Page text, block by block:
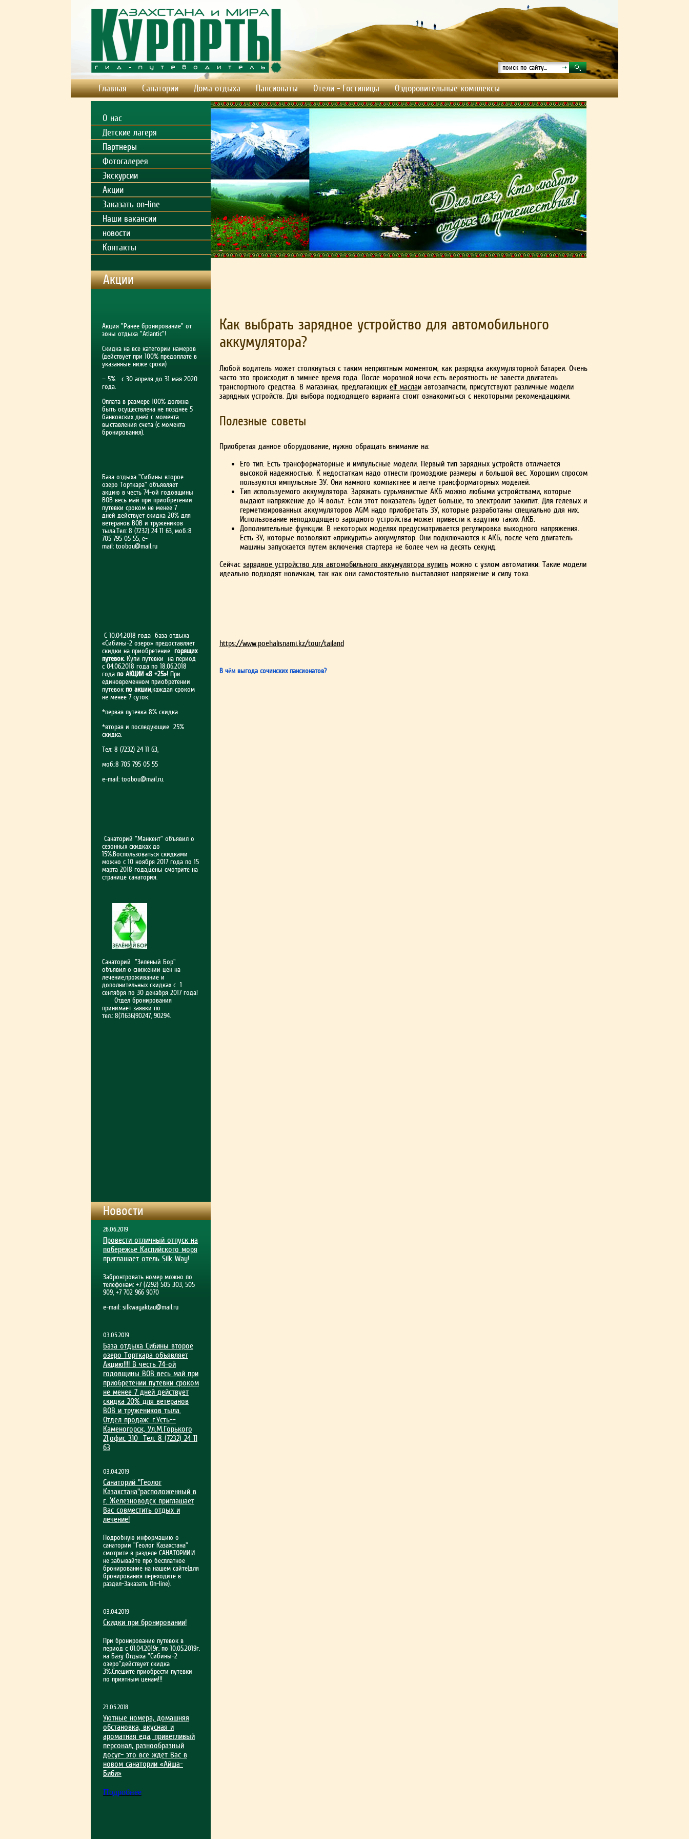
Главная Санатории Дома отдыха Пансионаты Отели - Гостиницы Оздоровительные комплексы
О нас
Детские лагеря
Партнеры
Фотогалерея
Экскурсии
Акции
Заказать on-line
Наши вакансии
новости
Контакты
Акции
Акция "Ранее бронирование" от
зоны отдыха "Atlantic"!
Скидка на все категории намеров
(действует при 100% предоплате в
указанные ниже сроки)
— 5% с 30 апреля до 31 мая 2020
года.
Оплата в размере 100% должна
быть осуществлена не позднее 5
банковских дней с момента
выставления счета (с момента
бронирования).
База отдыха "Сибины второе
озеро Торткара" объявляет
акцию в честь 74-ой годовщины
ВОВ весь май при приобретении
путевки сроком не менее 7
дней действует скидка 20% для
ветеранов ВОВ и тружеников
тыла.Тел: 8 (7232) 24 11 63, моб.:8
705 795 05 55, e-
mail: toobou@mail.ru
С 10.04.2018 года база отдыха
«Сибины-2 озеро» предоставляет
скидки на приобретение горящих
путевок. Купи путевки на период
с 04.06.2018 года по 18.06.2018
года по АКЦИИ «8 +25»! При
единовременном приобретении
путевок по акции,каждая сроком
не менее 7 суток:
*первая путевка 8% скидка
*вторая и последующие 25%
скидка.
Тел: 8 (7232) 24 11 63,
моб.:8 705 795 05 55
e-mail: toobou@mail.ru.
Санаторий "Манкент" объявил о
сезонных скидках до
15%.Воспользоваться скидками
можно с 10 ноября 2017 года по 15
марта 2018 года,цены смотрите на
странице санатория.
Санаторий "Зеленый Бор"
объявил о снижении цен на
лечение,проживание и
дополнительных скидках с 1
сентября по 30 декабря 2017 года!
Отдел бронирования
принимает заявки по
тел.: 8(71636)90247, 90294.
Новости
26.06.2019
Провести отличный отпуск на
побережье Каспийского моря
приглашает отель Silk Way!
Забронтровать номер можно по
телефонам: +7 (7292) 505 303, 505
909, +7 702 966 9070
e-mail: silkwayaktau@mail.ru
03.05.2019
База отдыха Сибины второе
озеро Торткара объявляет
Акцию!!!! В честь 74-ой
годовщины ВОВ весь май при
приобрет­ении путевки сроком
не менее 7 дней действует
скидка 20% для ветеранов
ВОВ и тружеников тыла.
Отдел продаж: г.Усть-­
Каменогорск, Ул.М.Гор­ького
21,офис 310 Тел: 8 (7232) 24 11
63
03.04.2019
Санаторий "Геолог
Казахстана"расположенный в
г. Железноводск приглашает
Вас совместить отдых и
лечение!
Подробную информацию о
санатории "Геолог Казахстана"
смотрите в разделе САНАТОРИИ.И
не забывайте про бесплатное
бронирование на нашем сайте(для
бронирования переходите в
раздел-Заказать On-line).
03.04.2019
Скидки при бронировании!
При бронирование путевок в
период с 01.04.2019г. по 10.05.2019г.
на Базу Отдыха "Сибины-2
озеро"действует скидка
3%.Спешите приобрести путевки
по приятным ценам!!!
23.05.2018
Уютные номера, домашняя
обстановка, вкусная и
ароматная еда, приветливый
персонал, разнообразный
досуг– это все ждет Вас в
новом санатории «Айша-
Биби»
Подробнее
Как выбрать зарядное устройство для автомобильного
аккумулятора?
Любой водитель может столкнуться с таким неприятным моментом, как разрядка аккумуляторной батареи. Очень
часто это происходит в зимнее время года. После морозной ночи есть вероятность не завести двигатель
транспортного средства. В магазинах, предлагающих elf маслаи автозапчасти, присутствуют различные модели
зарядных устройств. Для выбора подходящего варианта стоит ознакомиться с некоторыми рекомендациями.
Полезные советы
Приобретая данное оборудование, нужно обращать внимание на:
Его тип. Есть трансформаторные и импульсные модели. Первый тип зарядных устройств отличается
высокой надежностью. К недостаткам надо отнести громоздкие размеры и большой вес. Хорошим спросом
пользуются импульсные ЗУ. Они намного компактнее и легче трансформаторных моделей.
Тип используемого аккумулятора. Заряжать сурьмянистые АКБ можно любыми устройствами, которые
выдают напряжение до 14 вольт. Если этот показатель будет больше, то электролит закипит. Для гелевых и
герметизированных аккумуляторов AGM надо приобретать ЗУ, которые разработаны специально для них.
Использование неподходящего зарядного устройства может привести к вздутию таких АКБ.
Дополнительные функции. В некоторых моделях предусматривается регулировка выходного напряжения.
Есть ЗУ, которые позволяют «прикурить» аккумулятор. Они подключаются к АКБ, после чего двигатель
машины запускается путем включения стартера не более чем на десять секунд.
Сейчас зарядное устройство для автомобильного аккумулятора купить можно с узлом автоматики. Такие модели
идеально подходят новичкам, так как они самостоятельно выставляют напряжение и силу тока.
https://www.poehalisnami.kz/tour/tailand
В чём выгода сочинских пансионатов?